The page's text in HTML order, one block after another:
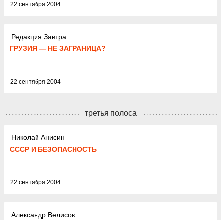
22 сентября 2004
Редакция Завтра
ГРУЗИЯ — НЕ ЗАГРАНИЦА?
22 сентября 2004
третья полоса
Николай Анисин
СССР И БЕЗОПАСНОСТЬ
22 сентября 2004
Александр Велисов